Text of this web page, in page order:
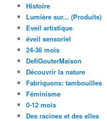
Histoire
Lumière sur... (Produits)
Eveil artistique
éveil sensoriel
24-36 mois
DefiGouterMaison
Découvrir la nature
Fabriquons: tambouilles
Féminisme
0-12 mois
Des racines et des elles